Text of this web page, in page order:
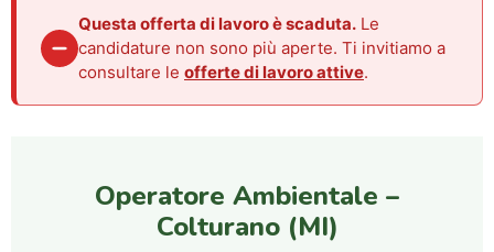
Questa offerta di lavoro è scaduta. Le
candidature non sono più aperte. Ti invitiamo a
consultare le offerte di lavoro attive.
Operatore Ambientale –
Colturano (MI)